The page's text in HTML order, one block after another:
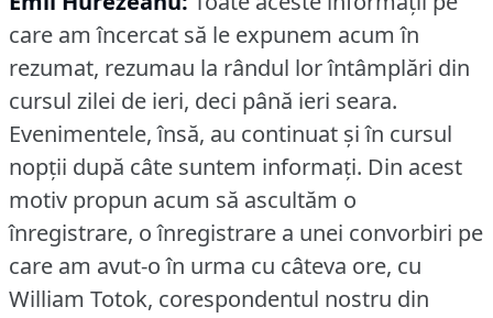
care am încercat să le expunem acum în
rezumat, rezumau la rândul lor întâmplări din
cursul zilei de ieri, deci până ieri seara.
Evenimentele, însă, au continuat şi în cursul
nopţii după câte suntem informaţi. Din acest
motiv propun acum să ascultăm o
înregistrare, o înregistrare a unei convorbiri pe
care am avut-o în urma cu câteva ore, cu
William Totok, corespondentul nostru din